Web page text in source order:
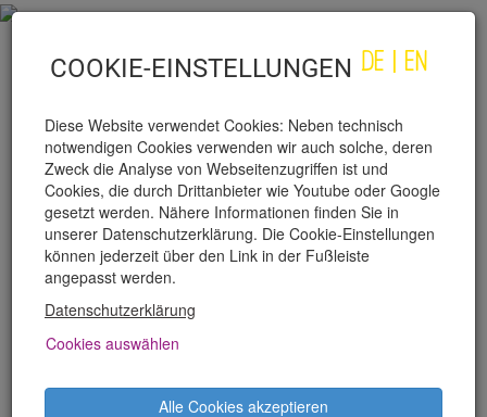
DE EN
DOMINIK MAYR
Domink Mayr, 1983 in Linz geboren,
studierte zunächst Audio
bei Stephan Kondert und Achim Tang
COOKIE-EINSTELLUNGEN
Diese Website verwendet Cookies: Neben technisch
notwendigen Cookies verwenden wir auch solche, deren
Zweck die Analyse von Webseitenzugriffen ist und
Cookies, die durch Drittanbieter wie Youtube oder Google
gesetzt werden. Nähere Informationen finden Sie in
unserer Datenschutzerklärung. Die Cookie-Einstellungen
können jederzeit über den Link in der Fußleiste
angepasst werden.
Datenschutzerklärung
Cookies auswählen
Alle Cookies akzeptieren